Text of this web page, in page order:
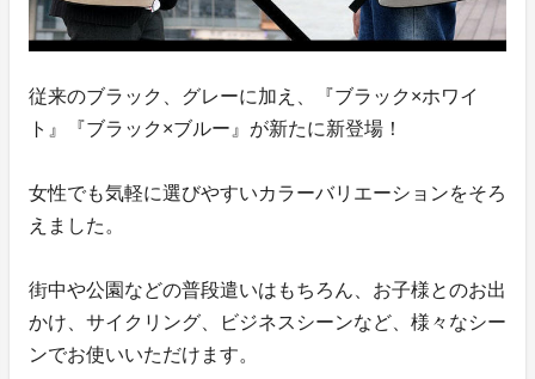
従来のブラック、グレーに加え、『ブラック×ホワイ
ト』『ブラック×ブルー』が新たに新登場！
女性でも気軽に選びやすいカラーバリエーションをそろ
えました。
街中や公園などの普段遣いはもちろん、お子様とのお出
かけ、サイクリング、ビジネスシーンなど、様々なシー
ンでお使いいただけます。